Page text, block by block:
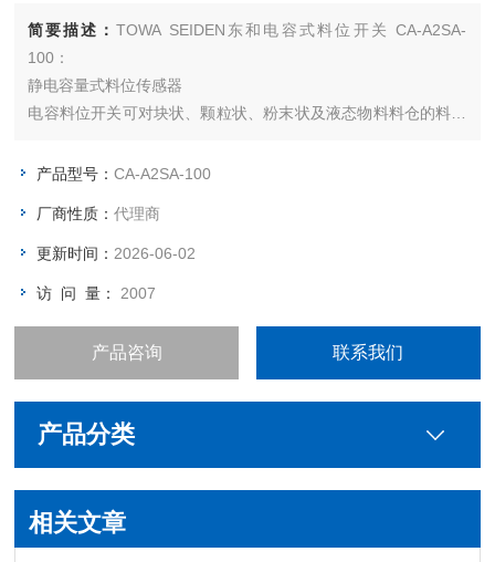
简要描述：TOWA SEIDEN东和电容式料位开关 CA-A2SA-
100：
静电容量式料位传感器
电容料位开关可对块状、颗粒状、粉末状及液态物料料仓的料位
蚀、多粉尘的恶劣环境；在冶金、石油、化工、轻工、煤炭、水
产品型号：CA-A2SA-100
厂商性质：代理商
更新时间： 2026-06-02
访 问 量： 2007
产品咨询 联系我们
产品分类
相关文章